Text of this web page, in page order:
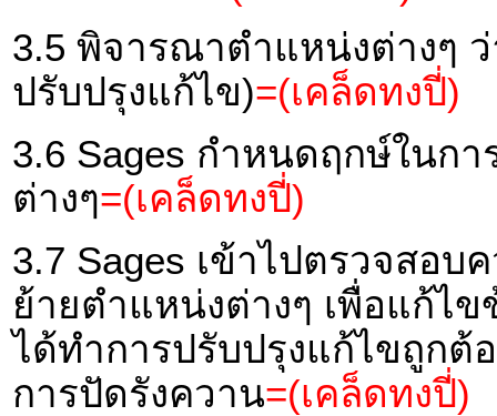
3.5 พิจารณาตำแหน่งต่างๆ
ปรับปรุงแก้ไข)=(เคล็ดทงปี่)
3.6 Sages กำหนดฤกษ์ในก
ต่างๆ=(เคล็ดทงปี่)
3.7 Sages เข้าไปตรวจสอ
ย้ายตำแหน่งต่างๆ เพื่อแก้ไ
ได้ทำการปรับปรุงแก้ไขถูกต้
การปัดรังควาน=(เคล็ดทงปี่)